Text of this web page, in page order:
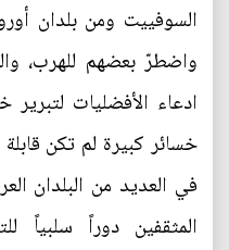
السوفييت ومن بلدان
واضطرّ بعضهم للهرب،
ادعاء الأفضليات
خسائر كبيرة لم تكن
في العديد من البلدان
المثقفين دوراً سلبياً